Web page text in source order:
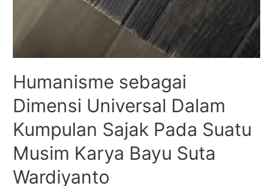
Humanisme sebagai
Dimensi Universal Dalam
Kumpulan Sajak Pada Suatu
Musim Karya Bayu Suta
Wardiyanto